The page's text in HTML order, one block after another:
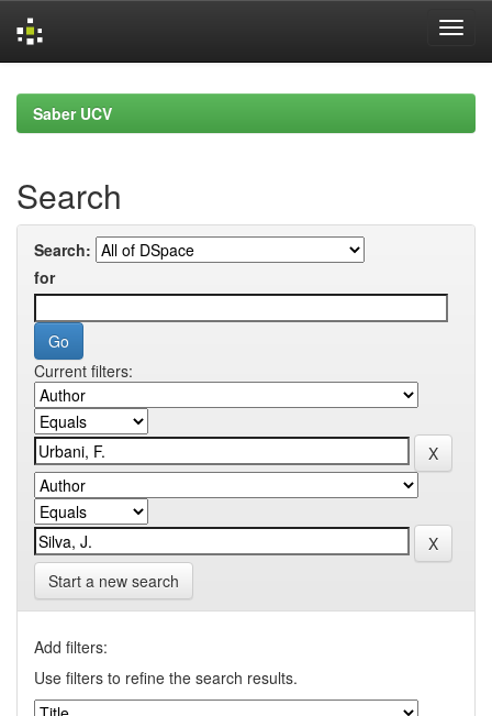
navigationSaber UCV
Search
Search:
for
Current filters:
Start a new search
Add filters:
Use filters to refine the search results.